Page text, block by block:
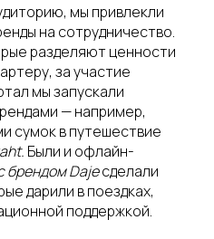
мы привлекли
на сотрудничество.
разделяют ценности
за участие
мы запускали
— например,
сумок в путешествие
Были и офлайн-
брендом Dajeсделали
дарили в поездках,
поддержкой.